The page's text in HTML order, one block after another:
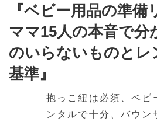
『ベビー用品の準
ママ15人の本音で分
のいらないものとレ
基準』
抱っこ紐は必須、ベビ
ンタルで十分、バウン